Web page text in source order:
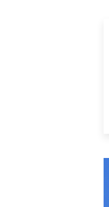
视频丨最新外贸数
三个场景看上
负若干规定》出台两